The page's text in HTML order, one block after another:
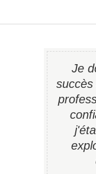
Je
succès